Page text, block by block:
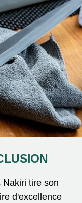
tire son
d'excellence